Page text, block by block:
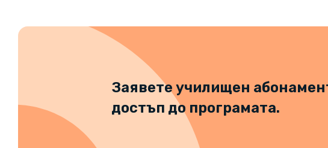
Заявете училищен
достъп до програмата.